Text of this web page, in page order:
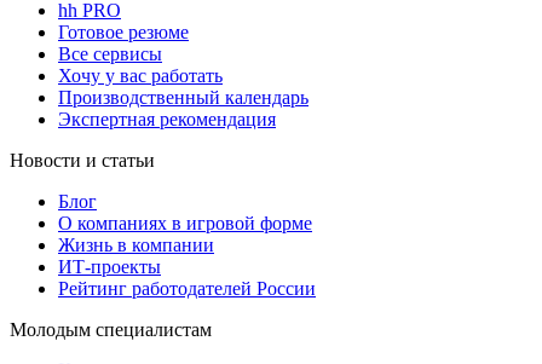
hh PRO
Готовое резюме
Все сервисы
Хочу у вас работать
Производственный календарь
Экспертная рекомендация
Новости и статьи
Блог
О компаниях в игровой форме
Жизнь в компании
ИТ-проекты
Рейтинг работодателей России
Молодым специалистам